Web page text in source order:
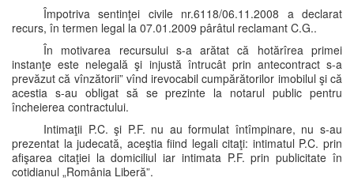
Împotriva sentinţei civile nr.6118/06.11.2008 a declarat
recurs, în termen legal la 07.01.2009 pârâtul reclamant C.G..
În motivarea recursului s-a arătat că hotărîrea primei
instanţe este nelegală şi injustă întrucât prin antecontract s-a
prevăzut că vînzătorii” vînd irevocabil cumpărătorilor imobilul şi că
acestia s-au obligat să se prezinte la notarul public pentru
încheierea contractului.
Intimaţii P.C. şi P.F. nu au formulat întîmpinare, nu s-au
prezentat la judecată, aceştia fiind legali citaţi: intimatul P.C. prin
afişarea citaţiei la domiciliul iar intimata P.F. prin publicitate în
cotidianul „România Liberă”.